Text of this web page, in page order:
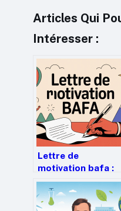
Articles Qui
Intéresser :
Lettre de
motivation bafa :
exemples,
et structure pour
être sélectionné